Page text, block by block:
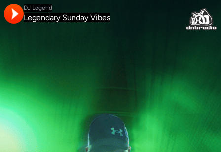
DJ Legend
Legendary Sunday Vibes